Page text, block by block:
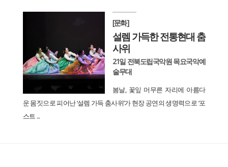
[문화]
설렘 가득한 전통현대 춤
사위
21일 전북도립국악원 목요국악예
술무대
봄날, 꽃잎 머무른 자리에 아름다
운 몸짓으로 피어난 ‘설렘 가득 춤사위’가 현장 공연의 생명력으로 ‘포
스트 ...